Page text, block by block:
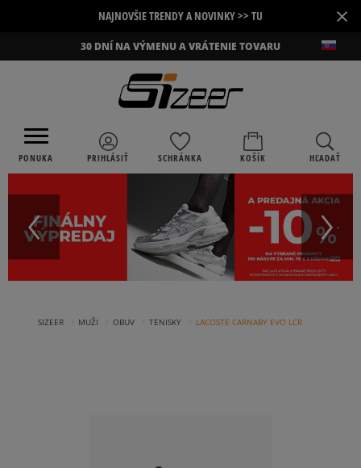
NAJNOVŠIE TRENDY A NOVINKY >> TU ×
30 DNÍ NA VÝMENU A VRÁTENIE TOVARU
PONUKA PRIHLÁSIŤ SCHRÁNKA KOŠÍK HĽADAŤ
SIZEER MUŽI OBUV TENISKY LACOSTE CARNABY EVO LCR